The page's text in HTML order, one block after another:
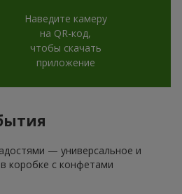
Наведите камеру
на QR-код,
чтобы скачать
приложение
— универсальное и
коробке с конфетами